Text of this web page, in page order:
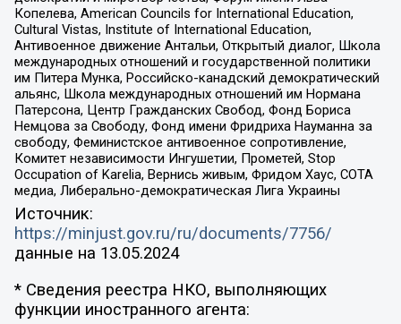
Копелева, American Councils for International Education,
Cultural Vistas, Institute of International Education,
Антивоенное движение Антальи, Открытый диалог, Школа
международных отношений и государственной политики
им Питера Мунка, Российско-канадский демократический
альянс, Школа международных отношений им Нормана
Патерсона, Центр Гражданских Свобод, Фонд Бориса
Немцова за Свободу, Фонд имени Фридриха Науманна за
свободу, Феминистское антивоенное сопротивление,
Комитет независимости Ингушетии, Прометей, Stop
Occupation of Karelia, Вернись живым, Фридом Хаус, СОТА
медиа, Либерально-демократическая Лига Украины
Источник:
https://minjust.gov.ru/ru/documents/7756/
данные на 13.05.2024
* Сведения реестра НКО, выполняющих
функции иностранного агента: